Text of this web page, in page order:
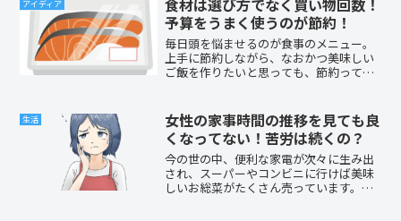
たくさんあります。そし...
アイディア
予算をうまく使うのが節約！
毎日頭を悩ませるのが食事のメニュー。
上手に節約しながら、なおかつ美味しい
ご飯を作りたいと思っても、節約ってな
ー・・・。気が付けば同じものがいくつ
も冷蔵庫にあったり、使...
生活
女性の家事時間の推移を見ても良
くなってない！苦労は続くの？
今の世の中、便利な家電が次々に生み出
され、スーパーやコンビニに行けば美味
しいお総菜がたくさん売っています。そ